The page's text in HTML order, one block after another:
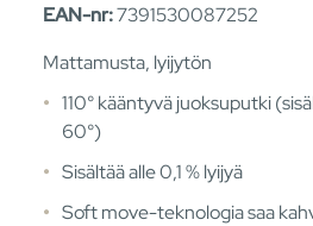
EAN-nr:7391530087252
Mattamusta, lyijytön
110° kääntyvä juoksuputki
60°)
Sisältää alle 0,1 % lyijyä
Soft move-teknologia saa